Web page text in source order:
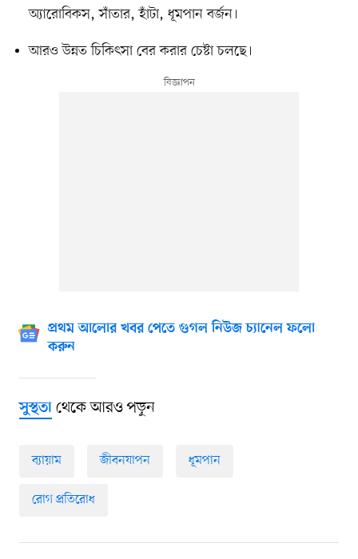
অ্যারোবিকস, সাঁতার, হাঁটা, ধূমপান বর্জন।
আরও উন্নত চিকিৎসা বের করার চেষ্টা চলছে।
প্রথম আলোর খবর পেতে গুগল নিউজ চ্যানেল ফলো
করুন
সুস্থতাথেকে আরও পড়ুন
ব্যায়াম জীবনযাপন ধূমপান
রোগ প্রতিরোধ